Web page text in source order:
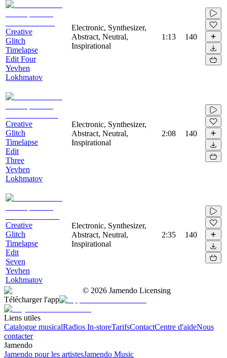
Creative
Glitch
Timelapse
Edit Four
Yevhen
Lokhmatov
Electronic, Synthesizer,
Abstract, Neutral,
Inspirational
1:13 140
Creative
Glitch
Timelapse
Edit
Three
Yevhen
Lokhmatov
Electronic, Synthesizer,
Abstract, Neutral,
Inspirational
2:08 140
Creative
Glitch
Timelapse
Edit
Seven
Yevhen
Lokhmatov
Electronic, Synthesizer,
Abstract, Neutral,
Inspirational
2:35 140
© 2026 Jamendo Licensing
Télécharger l'app
Liens utiles
Catalogue musicalRadios In-storeTarifsContactCentre d'aideNous
contacter
Jamendo
Jamendo pour les artistesJamendo Music